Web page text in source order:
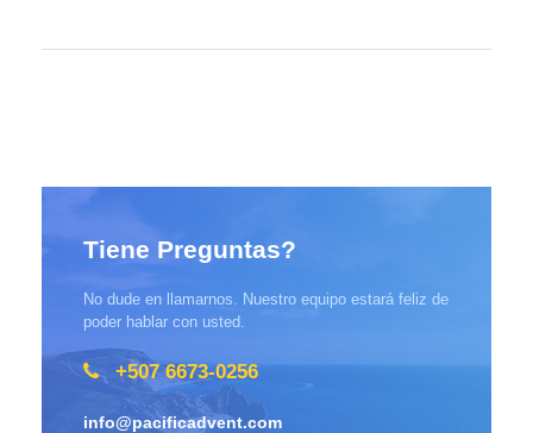
Tiene Preguntas?
No dude en llamarnos. Nuestro equipo estará feliz de
poder hablar con usted.
+507 6673-0256
info@pacificadvent.com